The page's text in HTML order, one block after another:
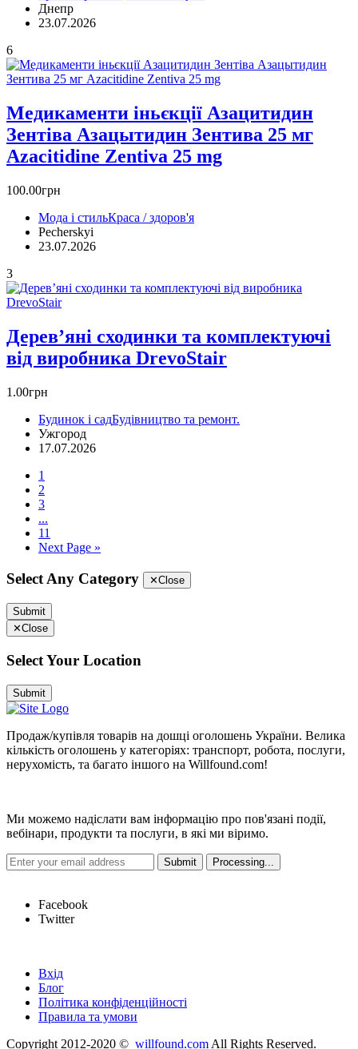
Днепр
23.07.2026
6
Медикаменти іньєкції Азацитидин
Зентіва Азацытидин Зентива 25 мг
Azacitidine Zentiva 25 mg
100.00грн
Мода і стильКраса / здоров'я
Pecherskyi
23.07.2026
3
Дерев’яні сходинки та комплектуючі
від виробника DrevoStair
1.00грн
Будинок і садБудівництво та ремонт.
Ужгород
17.07.2026
1
2
3
...
11
Next Page »
Select Any Category ✕Close
Submit
✕Close
Select Your Location
Submit
Продаж/купівля товарів на дошці оголошень України. Велика
кількість оголошень у категоріях: транспорт, робота, послуги,
нерухомість, та багато іншого на Willfound.com!
Ми можемо надіслати вам інформацію про пов'язані події,
вебінари, продукти та послуги, в які ми віримо.
Facebook
Twitter
Вхід
Блог
Політика конфіденційності
Правила та умови
Copyright 2012-2020 © willfound.com All Rights Reserved.